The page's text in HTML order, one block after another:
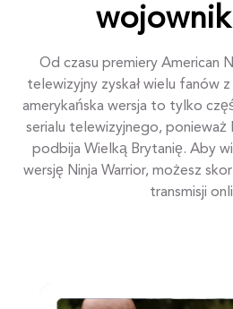
Od czasu premiery American
telewizyjny zyskał wielu fanów
amerykańska wersja to tylko
serialu telewizyjnego, ponieważ
podbija Wielką Brytanię. Aby
wersję Ninja Warrior, możesz
transmisji